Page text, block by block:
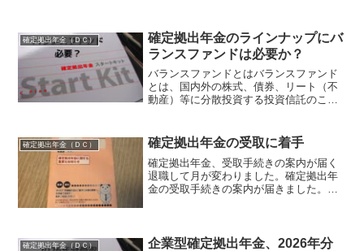
確定拠出年金（ＤＣ）
確定拠出年金のラインナップにバ
ランスファンドは必要か？
バランスファンドとはバランスファンド
とは、国内外の株式、債券、リート（不
動産）等に分散投資する投資信託のこと
違いますが、それらのリバランスを自動
でやってくれるのが特徴で...
確定拠出年金（ＤＣ） 確定拠出年金の受取に着手
確定拠出年金、受取手続きの案内が届く
退職して月が変わりました。確定拠出年
金の受取手続きの案内が届きました。送
出年金に関する重要なお知ら...
確定拠出年金（ＤＣ）
企業型確定拠出年金、2026年分